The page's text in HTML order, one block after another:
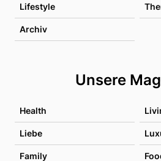
Lifestyle
Archiv
Unsere
Health
Liebe
Family